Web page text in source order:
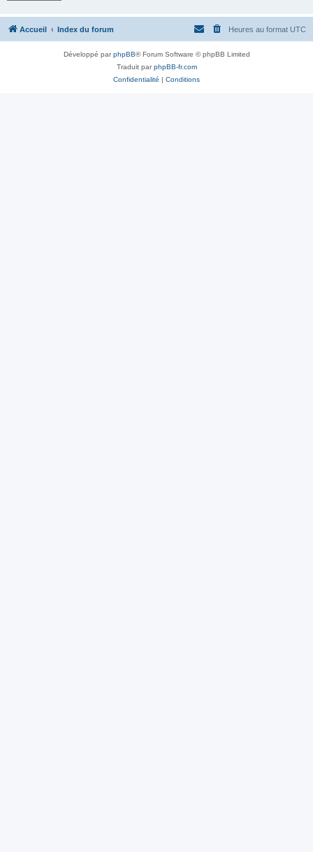
Accueil Index du forum Heures au format UTC
Développé parphpBB® Forum Software © phpBB Limited
Traduit parphpBB-fr.com
Confidentialité | Conditions